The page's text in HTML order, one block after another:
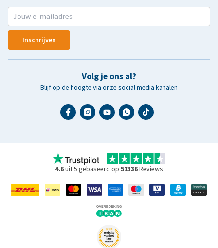
Inschrijven
Volg je ons al?
Blijf op de hoogte via onze social media kanalen
4.6uit 5 gebaseerd op 51336Reviews